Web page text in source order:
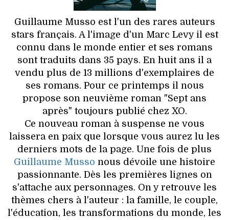
LIEUX TENDANCES
BEAUTÉ
MODE DE RUE
JEUNES CRÉATEURS
HISTOIRE DES MARQUES
DÉCO
VOYAGES & LOISIRS
Guillaume Musso est l'un des rares auteurs
stars français. A l'image d'un Marc Levy il est
connu dans le monde entier et ses romans
sont traduits dans 35 pays. En huit ans il a
vendu plus de 13 millions d'exemplaires de
ses romans. Pour ce printemps il nous
propose son neuvième roman "Sept ans
après" toujours publié chez XO.
Ce nouveau roman à suspense ne vous
laissera en paix que lorsque vous aurez lu les
derniers mots de la page. Une fois de plus
Guillaume Musso nous dévoile une histoire
passionnante. Dès les premières lignes on
s'attache aux personnages. On y retrouve les
thèmes chers à l'auteur : la famille, le couple,
l'éducation, les transformations du monde, les